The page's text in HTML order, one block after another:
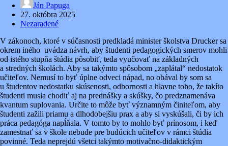
Ján Papuga
27. októbra 2025
Nezaradené
V zákonoch, ktoré v súčasnosti predkladá minister školstva Drucker sa
okrem iného uvádza návrh, aby študenti pedagogických smerov mohli
od istého stupňa štúdia pôsobiť, teda vyučovať na základných
a stredných školách. Aby sa takýmto spôsobom „zaplátal“ nedostatok
učiteľov. Nemusí to byť úplne odveci nápad, no obával by som sa
u študentov nedostatku skúsenosti, odbornosti a hlavne toho, že takíto
študenti musia chodiť aj na prednášky a skúšky, čo predznamenáva
kvantum suplovania. Určite to môže byť významným činiteľom, aby
študenti zažili priamu a dlhodobejšiu prax a aby si vyskúšali, či by ich
práca pedagóga napĺňala. V tomto by to mohlo byť prínosom, i keď
zamestnať sa v škole nebude pre budúcich učiteľov v rámci štúdia
povinné. Teda neprejdú všetci takýmto motivačno-didaktickým